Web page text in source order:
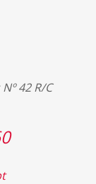
42 R/C